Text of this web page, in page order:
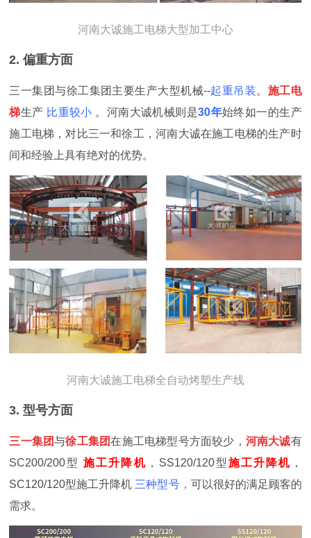
河南大诚施工电梯大型加工中心
2. 偏重方面
三一集团与徐工集团主要生产大型机械--起重吊装。 施工电
梯生产 比重较小 。 河南大诚机械则是30年始终如一的生产
施工电梯，对比三一和徐工，河南大诚在施工电梯的生产时
间和经验上具有绝对的优势。
河南大诚施工电梯全自动烤塑生产线
3. 型号方面
三一集团与徐工集团在施工电梯型号方面较少， 河南大诚有
SC200/200型施工升降机 ，SS120/120型施工升降机 ，
SC120/120型施工升降机 三种型号， 可以很好的满足顾客的
需求。